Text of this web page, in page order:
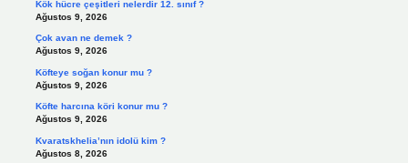
Kök hücre çeşitleri nelerdir 12. sınıf ?
Ağustos 9, 2026
Çok avan ne demek ?
Ağustos 9, 2026
Köfteye soğan konur mu ?
Ağustos 9, 2026
Köfte harcına köri konur mu ?
Ağustos 9, 2026
Kvaratskhelia’nın idolü kim ?
Ağustos 8, 2026